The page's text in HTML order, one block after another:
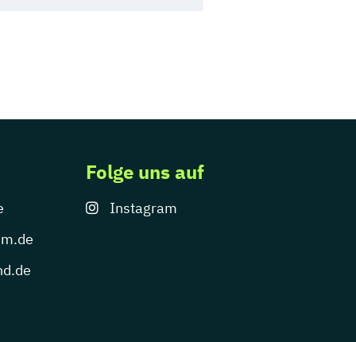
Folge uns auf
Instagram